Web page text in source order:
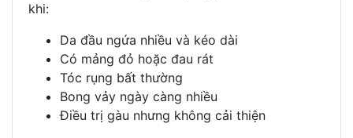
khi:
Da đầu ngứa nhiều và kéo dài
Có mảng đỏ hoặc đau rát
Tóc rụng bất thường
Bong vảy ngày càng nhiều
Điều trị gàu nhưng không cải thiện